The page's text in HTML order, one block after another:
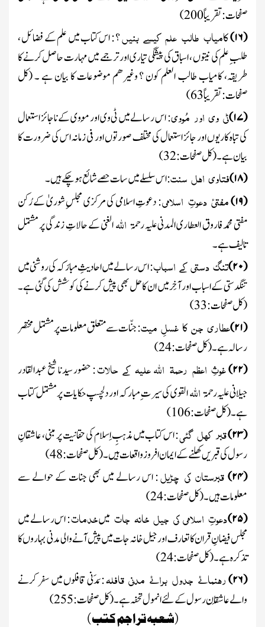
صفحات : تقریباً200
)
(۱۶)کامیاب طالب علمکیسےبنیں؟:اس کتاب میں علم کے فضائل ،
طلبِ علم کی نیتوں ، اسباق کی پیشگیتیاری اور ترجمے میں مہارت حاصل کرنے کا
طریقہ، کامیاب طالب العلم کون ؟ وغیرھم موضوعات کا بیان ہے ۔(کل
صفحات : تقریباً63
)
(۱۷)ٹیویاور مُووی: اس رسالے میں ٹی وی اور مُووی کے ناجائز استعمال
کی تباہ کاریوں اور جائز استعمال کی مختلف صورتوں اور فی زمانہ اس کی ضرورت کا
بیان ہے ۔(کل صفحات :32
)
(۱۸)فتاویاہلسنت:اس سلسلے میں سات حصے شائع ہوچکے ہیں ۔
(۱۹)مفتیٔدعوتِ اسلامی:دعوتِ اسلامی کی مرکزی مجلسِ شوریٰ کے رُکن
مفتی محمد فاروق العطاری المدنیعلیہ رحمۃاللہالغنیکے حالاتِ زندگی پر مشتمل
تالیف ہے۔
(۲۰)تنگدستیکےاسباب:اس رسالے میں احادیثِ مبارَکہ کی روشنی میں
تنگدستی کے اسباب اور آخِر میں ان کا حل بھی پیش کرنے کی کوشش کی گئی ہے۔
(کل صفحات :33
)
(۲۱)عطاریجنکاغسلِمیت:جنّات سے متعلق معلومات پر مشتمل مختصر
رسالہ ہے ۔(کل صفحات :24
)
(۲۲)غوثِ اعظم رحمۃ اللہ علیہ کے حالات:حضور سیدنا شیخ عبدالقادر
جیلانیعلیہ رحمۃاللہالقویکی سیرت ِ مبارکہ اور دلچسپ حکایات پر مشتمل کتاب
ہے۔(کل صفحات :106
)
(۲۳)قبرکھلگئی:اس کتاب میں مذہبِ اِسلام کی حقانیت پر مبنی، عاشقانِ
رسول کی قبریں کھلنے کے ایمان افروز واقعات ہیں ۔(کل صفحات :48
)
(۲۴)قبرستان کی چڑیل:اس رسالے میں بھی جنات کے حوالے سے
معلومات ہیں ۔(کل صفحات :24
)
( ۲۵ )دعوتِ اسلامیکی جیلخانہ جات میںخدمات:اس رسالے میں
مجلس فیضانِ قران کا تعارف اور جیل خانہ جات میں پیش آنے والی مدنی بہاروں کا
تذکرہ ہے ۔(کل صفحات :24
)
(۲۶)رہنمائے جدول برائے مدنی قافلہ:مَدَنی قافلوں میں سفر کرنے
والے عاشِقان رسول کے لئے انمول تحفہ ہے ۔(کل صفحات :255
)
(شعبہ تراجمِ کتب )